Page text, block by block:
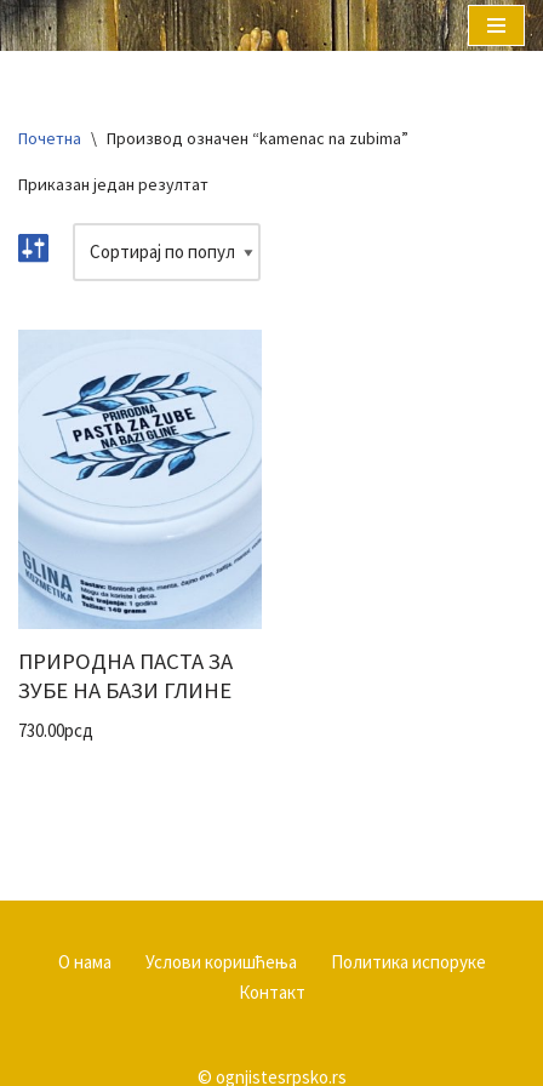
Почетна \ Производ oзначен “kamenac na zubima”
Приказан један резултат
ПРИРОДНА ПАСТА ЗА
ЗУБЕ НА БАЗИ ГЛИНЕ
730.00рсд
О нама Услови коришћења
Политика испоруке
Контакт
© ognjistesrpsko.rs